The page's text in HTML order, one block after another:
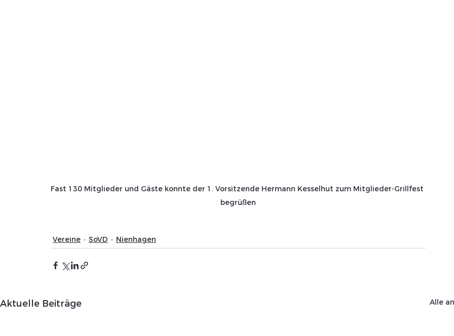
Fast 130 Mitglieder und Gäste konnte der 1. Vorsitzende Hermann Kesselhut zum Mitglieder-Grillfest
begrüßen
Vereine SoVD Nienhagen
Aktuelle Beiträge Alle